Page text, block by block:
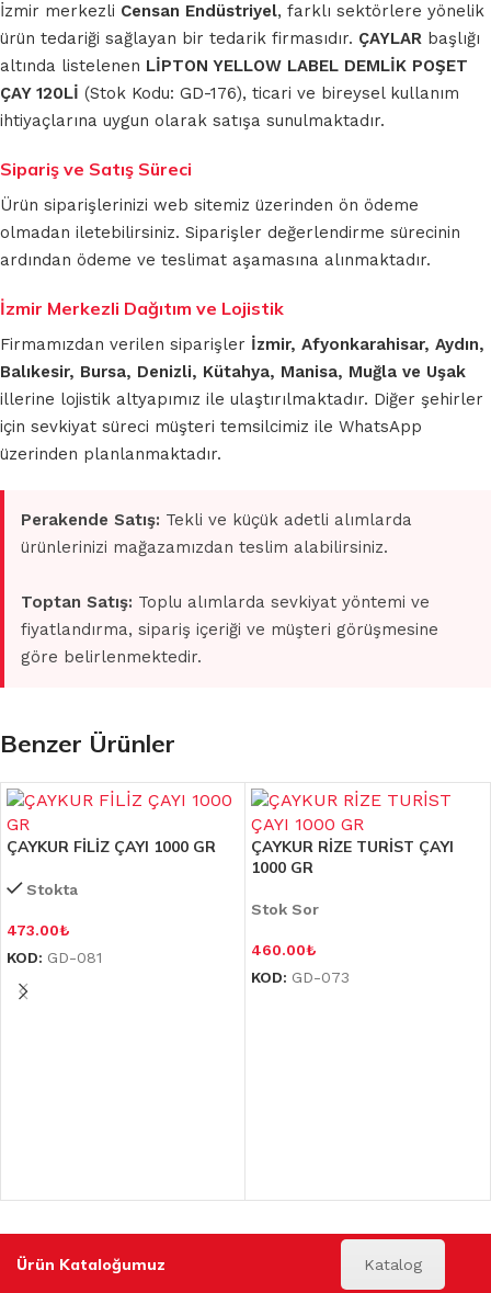
İzmir merkezli Censan Endüstriyel, farklı sektörlere yönelik
ürün tedariği sağlayan bir tedarik firmasıdır. ÇAYLAR başlığı
altında listelenen LİPTON YELLOW LABEL DEMLİK POŞET
ÇAY 120Lİ (Stok Kodu: GD-176), ticari ve bireysel kullanım
ihtiyaçlarına uygun olarak satışa sunulmaktadır.
Sipariş ve Satış Süreci
Ürün siparişlerinizi web sitemiz üzerinden ön ödeme
olmadan iletebilirsiniz. Siparişler değerlendirme sürecinin
ardından ödeme ve teslimat aşamasına alınmaktadır.
İzmir Merkezli Dağıtım ve Lojistik
Firmamızdan verilen siparişler İzmir, Afyonkarahisar, Aydın,
Balıkesir, Bursa, Denizli, Kütahya, Manisa, Muğla ve Uşak
illerine lojistik altyapımız ile ulaştırılmaktadır. Diğer şehirler
için sevkiyat süreci müşteri temsilcimiz ile WhatsApp
üzerinden planlanmaktadır.
Perakende Satış: Tekli ve küçük adetli alımlarda
ürünlerinizi mağazamızdan teslim alabilirsiniz.
Toptan Satış: Toplu alımlarda sevkiyat yöntemi ve
fiyatlandırma, sipariş içeriği ve müşteri görüşmesine
göre belirlenmektedir.
Benzer Ürünler
ÇAYKUR FİLİZ ÇAYI 1000 GR
Stokta
473.00₺
KOD: GD-081
ÇAYKUR RİZE TURİST ÇAYI
1000 GR
Stok Sor
460.00₺
KOD: GD-073
Ürün Kataloğumuz Katalog